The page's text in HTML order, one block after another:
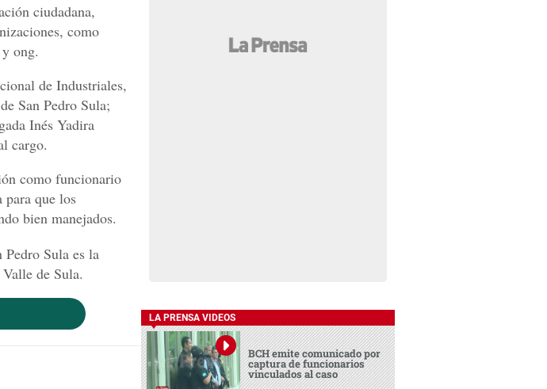
ciudadana,
como
ong.
de Industriales,
San Pedro Sula;
Inés Yadira
cargo.
como funcionario
para que los
bien manejados.
Sula es la
de Sula.
LA PRENSA VIDEOS
BCH emite comunicado por
captura de funcionarios
vinculados al caso